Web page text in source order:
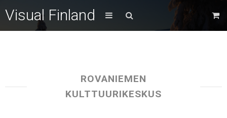
Visual Finland
ROVANIEMEN
KULTTUURIKESKUS